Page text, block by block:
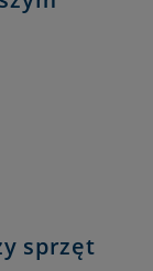
sprzęt